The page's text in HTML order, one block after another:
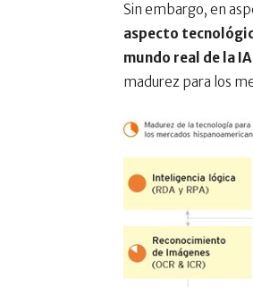
Sin embargo, en
aspecto
mundo real de la
madurez para los